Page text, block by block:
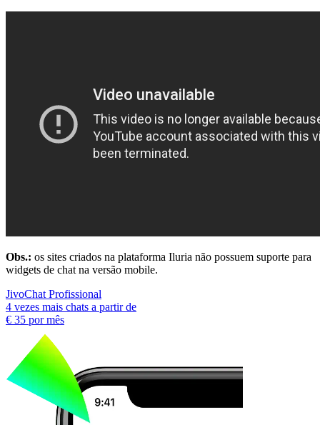
Obs.: os sites criados na plataforma Iluria não possuem suporte para
widgets de chat na versão mobile.
JivoChat Profissional
4 vezes mais chats a partir de
€ 35 por mês